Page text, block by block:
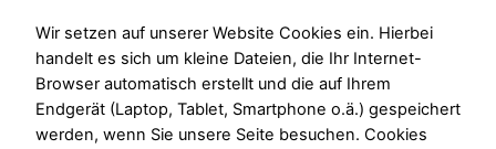
Wir setzen auf unserer Website Cookies ein. Hierbei
handelt es sich um kleine Dateien, die Ihr Internet-
Browser automatisch erstellt und die auf Ihrem
Endgerät (Laptop, Tablet, Smartphone o.ä.) gespeichert
werden, wenn Sie unsere Seite besuchen. Cookies